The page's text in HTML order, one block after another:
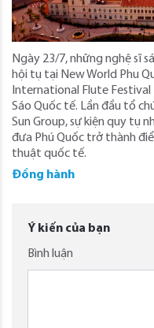
Ngày 23/7, những nghệ sĩ
hội tụ tại New World Phu
International Flute Festival
Sáo Quốc tế. Lần đầu tổ
Sun Group, sự kiện quy tụ
đưa Phú Quốc trở thành
thuật quốc tế.
Đồng hành
Ý kiến của bạn
Bình luận